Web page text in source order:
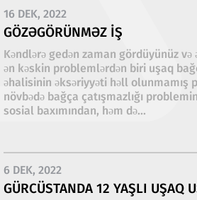
16 DEK, 2022
GÖZƏGÖRÜNMƏZ IŞ
Kəndlərə gedən zaman gördüyünüz
ən kəskin problemlərdən biri uşaq
əhalisinin əksəriyyəti həll olunmamış
növbədə bağça çatışmazlığı
sosial baxımından, həm də...
6 DEK, 2022
GÜRCÜSTANDA 12 YAŞLI UŞAQ